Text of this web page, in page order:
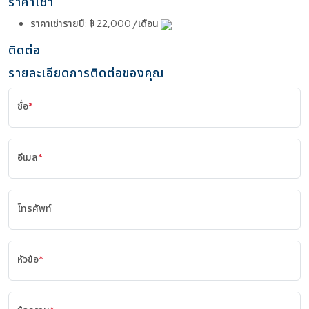
ราคาเช่ารายปี: ฿ 22,000 /เดือน
ติดต่อ
รายละเอียดการติดต่อของคุณ
ชื่อ*
อีเมล*
โทรศัพท์
หัวข้อ*